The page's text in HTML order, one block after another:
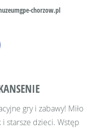
chorzow.pl
gry i zabawy! Miło
starsze dzieci. Wstęp